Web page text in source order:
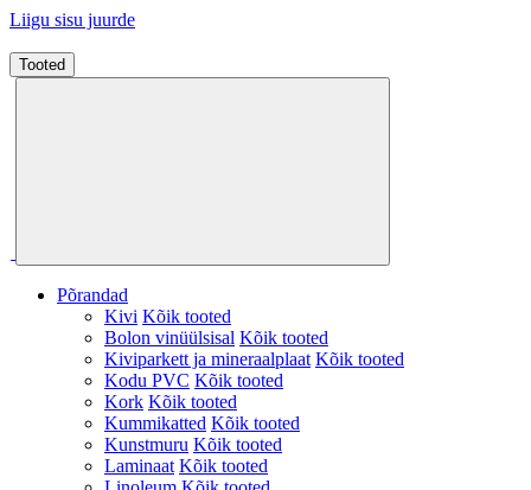
Liigu sisu juurde
Tooted
Põrandad
Kivi Kõik tooted
Bolon vinüülsisal Kõik tooted
Kiviparkett ja mineraalplaat Kõik tooted
Kodu PVC Kõik tooted
Kork Kõik tooted
Kummikatted Kõik tooted
Kunstmuru Kõik tooted
Laminaat Kõik tooted